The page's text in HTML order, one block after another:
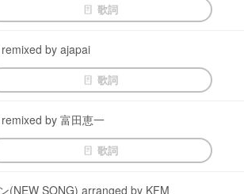
歌詞
by ajapai
歌詞
by 富田恵一
歌詞
(NEW SONG) arranged by KFM